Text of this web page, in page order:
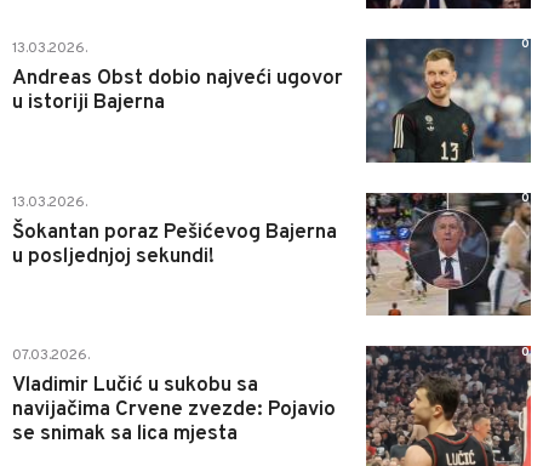
13.03.2026.
Andreas Obst dobio najveći ugovor
u istoriji Bajerna
0
13.03.2026.
Šokantan poraz Pešićevog Bajerna
u posljednjoj sekundi!
0
07.03.2026.
Vladimir Lučić u sukobu sa
navijačima Crvene zvezde: Pojavio
se snimak sa lica mjesta
0